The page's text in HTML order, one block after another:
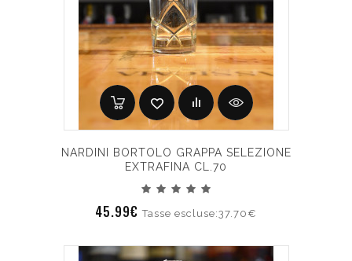
NARDINI BORTOLO GRAPPA SELEZIONE
EXTRAFINA CL.70
45.99€Tasse escluse:37.70€